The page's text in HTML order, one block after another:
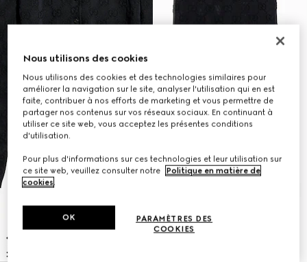
Nous utilisons des cookies
Nous utilisons des cookies et des technologies similaires pour
améliorer la navigation sur le site, analyser l'utilisation qui en est
faite, contribuer à nos efforts de marketing et vous permettre de
partager nos contenus sur vos réseaux sociaux. En continuant à
utiliser ce site web, vous acceptez les présentes conditions
d'utilisation.
Pour plus d'informations sur ces technologies et leur utilisation sur
ce site web, veuillez consulter notre
Politique en matière de
cookies.
PARAMÈTRES DES
COOKIES
OK